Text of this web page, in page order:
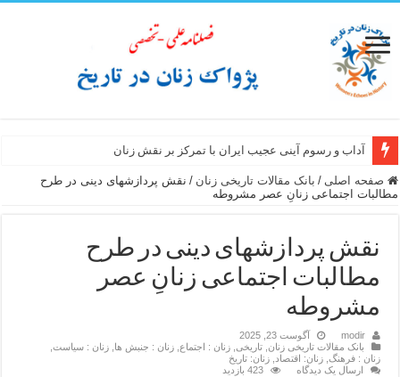
آداب و رسوم آینی عجیب ایران با تمرکز بر نقش زنان
صفحه اصلی / بانک مقالات تاریخی زنان / نقش پردازشهای دینی در طرح
مطالبات اجتماعی زنانِ عصر مشروطه
نقش پردازشهای دینی در طرح
مطالبات اجتماعی زنانِ عصر
مشروطه
modir
آگوست 23, 2025
بانک مقالات تاریخی زنان ,تاریخی ,زنان : اجتماع ,زنان : جنبش ها ,زنان : سیاست
زنان : فرهنگ ,زنان: اقتصاد ,زنان: تاریخ
ارسال یک دیدگاه
423 بازدید